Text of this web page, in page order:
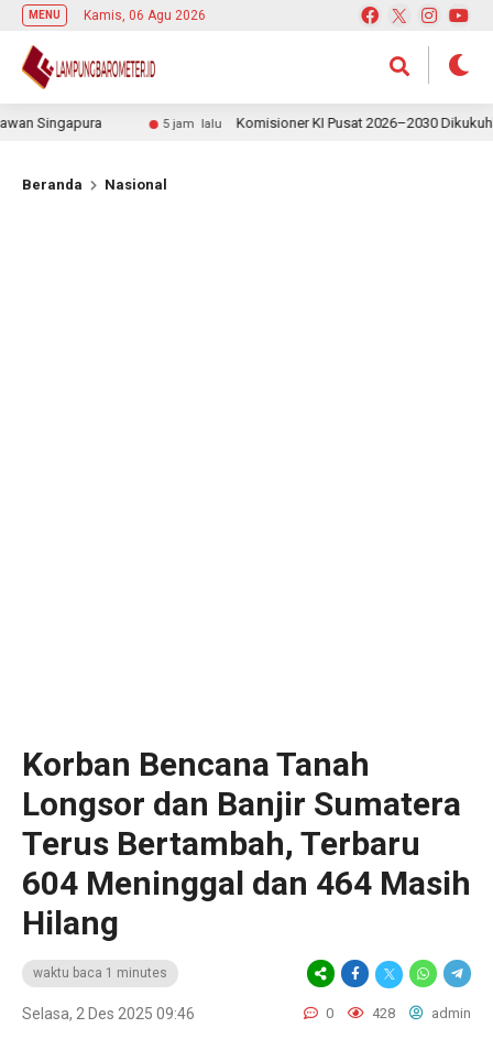
MENU Kamis, 06 Agu 2026
Singapura 5 jam lalu Komisioner KI Pusat 2026–2030
Beranda Nasional
‎Korban Bencana Tanah
Longsor dan Banjir Sumatera
Terus Bertambah, Terbaru
604 Meninggal dan 464 Masih
Hilang ‎ ‎
waktu baca 1 minutes
Selasa, 2 Des 2025 09:46 0 428 admin